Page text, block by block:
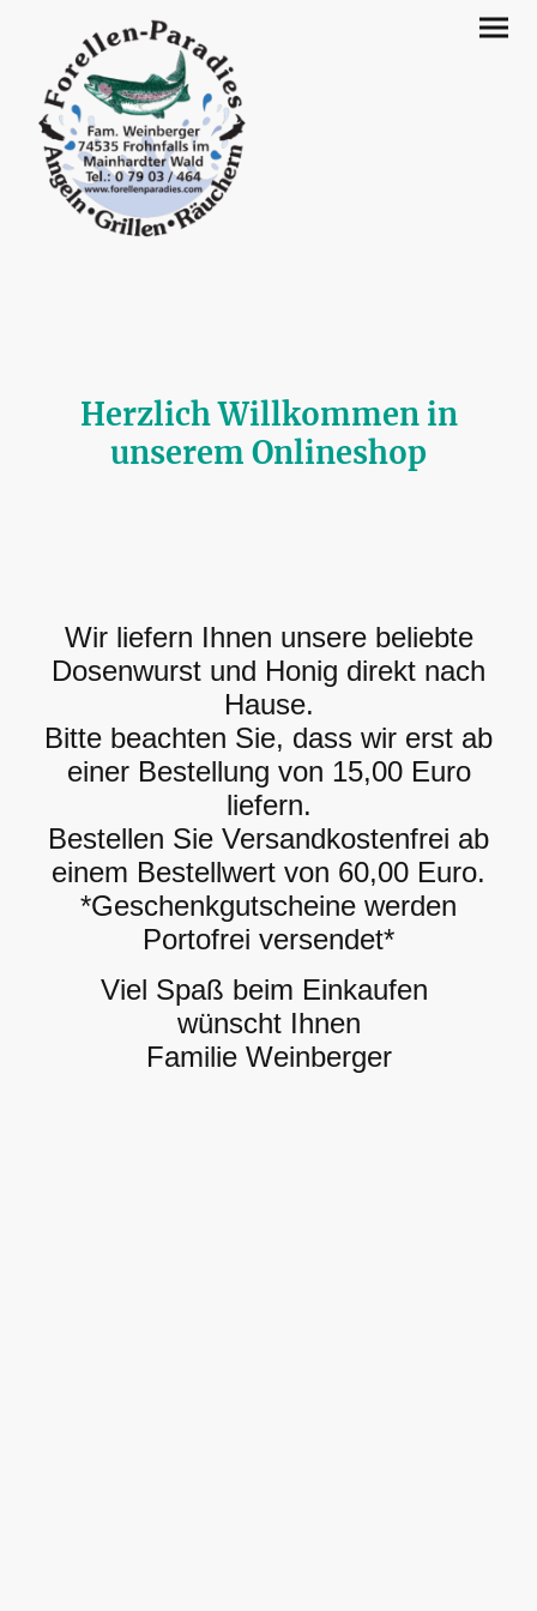
Herzlich Willkommen in
unserem Onlineshop
Wir liefern Ihnen unsere beliebte
Dosenwurst und Honig direkt nach
Hause.
Bitte beachten Sie, dass wir erst ab
einer Bestellung von 15,00 Euro
liefern.
Bestellen Sie Versandkostenfrei ab
einem Bestellwert von 60,00 Euro.
*Geschenkgutscheine werden
Portofrei versendet*
Viel Spaß beim Einkaufen
wünscht Ihnen
Familie Weinberger